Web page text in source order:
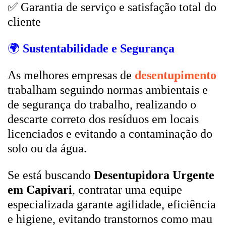
✅ Garantia de serviço e satisfação total do
cliente
🌍 Sustentabilidade e Segurança
As melhores empresas de desentupimento
trabalham seguindo normas ambientais e
de segurança do trabalho, realizando o
descarte correto dos resíduos em locais
licenciados e evitando a contaminação do
solo ou da água.
Se está buscando Desentupidora Urgente
em Capivari, contratar uma equipe
especializada garante agilidade, eficiência
e higiene, evitando transtornos como mau